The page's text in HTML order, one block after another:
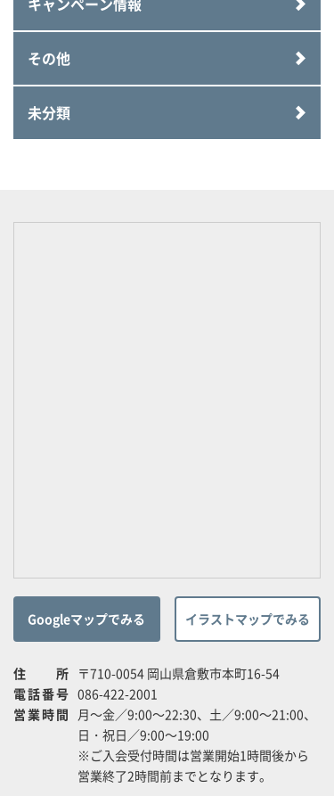
その他
未分類
Googleマップでみる イラストマップでみる
住所 〒710-0054 岡山県倉敷市本町16-54
電話番号 086-422-2001
営業時間
月～金／9:00～22:30、土／9:00～21:00、
日・祝日／9:00～19:00
※ご入会受付時間は営業開始1時間後から
営業終了2時間前までとなります。